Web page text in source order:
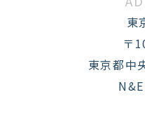
東
〒
東京都中